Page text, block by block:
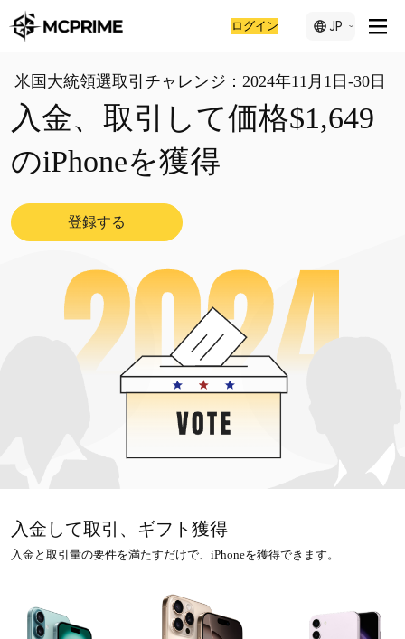
ログイン JP
米国大統領選取引チャレンジ：2024年11月1日-30日
入金、取引して価格$1,649
のiPhoneを獲得
登録する
入金して取引、ギフト獲得
入金と取引量の要件を満たすだけで、iPhoneを獲得できます。